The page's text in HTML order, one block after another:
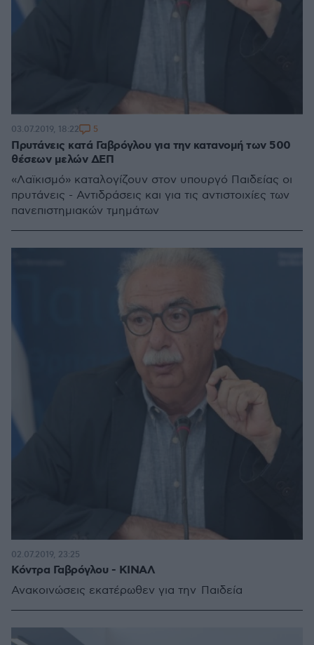
Πρυτάνεις κατά Γαβρόγλου για την κατανομή των 500
θέσεων μελών ΔΕΠ
«Λαϊκισμό» καταλογίζουν στον υπουργό Παιδείας οι
πρυτάνεις - Αντιδράσεις και για τις αντιστοιχίες των
πανεπιστημιακών τμημάτων
03.07.2019, 18:22 5
Κόντρα Γαβρόγλου - ΚΙΝΑΛ
Ανακοινώσεις εκατέρωθεν για την Παιδεία
02.07.2019, 23:25